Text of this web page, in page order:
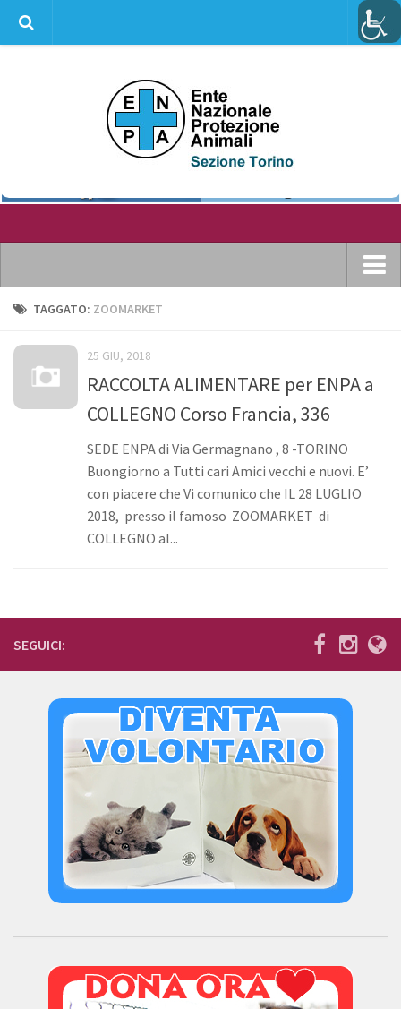
Home
Dove ci puoi trovare
I volontari
Cani taglia grande
Cani taglia piccola
Gatti
Diventa volontario
Diventa socio
Donazioni
5×1000
Ambulatorio veterinario
Video
TAGGATO: ZOOMARKET
25 GIU, 2018
RACCOLTA ALIMENTARE per ENPA a
COLLEGNO Corso Francia, 336
SEDE ENPA di Via Germagnano , 8 -TORINO
Buongiorno a Tutti cari Amici vecchi e nuovi. E’
con piacere che Vi comunico che IL 28 LUGLIO
2018, presso il famoso ZOOMARKET di
COLLEGNO al...
SEGUICI: